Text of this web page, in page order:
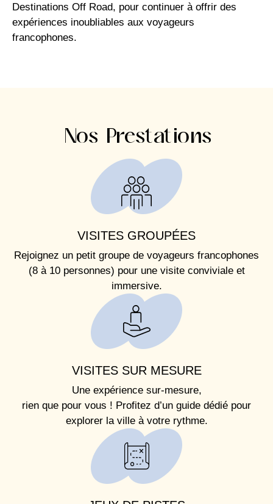
Destinations Off Road, pour continuer à offrir des
expériences inoubliables aux voyageurs
francophones.
Nos Prestations
VISITES GROUPÉES
Rejoignez un petit groupe de voyageurs francophones
(8 à 10 personnes) pour une visite conviviale et
immersive.
VISITES SUR MESURE
Une expérience sur-mesure,
rien que pour vous ! Profitez d’un guide dédié pour
explorer la ville à votre rythme.